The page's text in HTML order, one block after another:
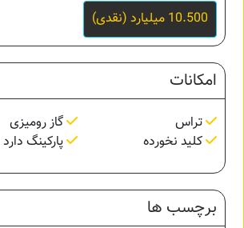
10.500 میلیارد (نقدی)
امکانات
تراس گاز رومیزی
کلید نخورده
پارکینگ دارد
برچسب ها